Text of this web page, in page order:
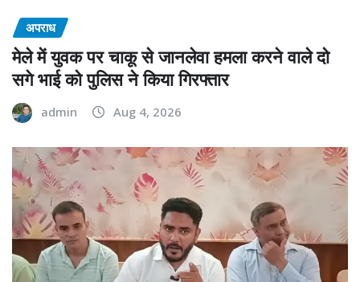
अपराध
मेले में युवक पर चाकू से जानलेवा हमला करने वाले दो
सगे भाई को पुलिस ने किया गिरफ्तार
admin Aug 4, 2026